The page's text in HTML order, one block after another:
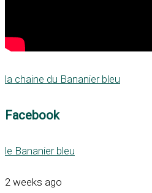
la chaine du Bananier bleu
Facebook
le Bananier bleu
2 weeks ago